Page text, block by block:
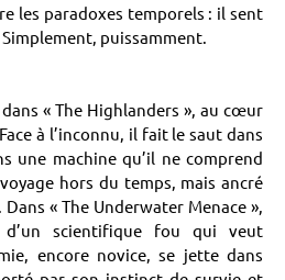
les paradoxes temporels : il sent
puissamment.
« The Highlanders », au cœur
à l’inconnu, il fait le saut dans
une machine qu’il ne comprend
hors du temps, mais ancré
« The Underwater Menace »,
scientifique fou qui veut
encore novice, se jette dans